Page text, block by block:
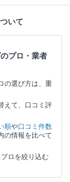
いて
プロ・業者
の選び方は、重
えて、口コミ評
順や口コミ件数
の情報を比べて
プロを絞り込む